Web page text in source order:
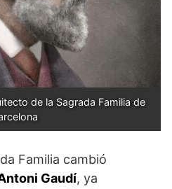
de la Sagrada Familia de
Familia cambió
Gaudí, ya